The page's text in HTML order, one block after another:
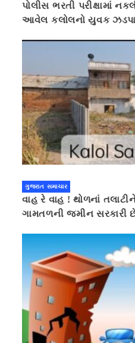
પોલીસ ભરતી પરીક્ષામાં
આવેલ કલોલનો યુવક
ગુજરાત સમાચાર
વાહ રે વાહ ! થોળનાં
ગામતળની જમીન સરકારી